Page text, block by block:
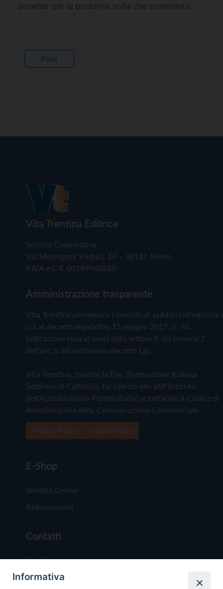
browser per la prossima volta che commento.
Vita Trentina Editrice
Società Cooperativa
Via Monsignor Endrici, 14 – 38122 Trento
P.IVA e C.F. 00199960220
Amministrazione trasparente
Vita Trentina percepisce i contributi pubblici all'editoria
cui al decreto legislativo 15 maggio 2017, n. 70.
Indicazione resa ai sensi della lettera f) del comma 2
dell'art. 5 del medesimo decreto Lgs.
Vita Trentina, tramite la Fisc (Federazione Italiana
Settimanali Cattolici), ha aderito allo IAP (Istituto
dell'Autodisciplina Pubblicitaria) accettando il Codice di
Autodisciplina della Comunicazione Commerciale
E-Shop
Vendita Online
Abbonamenti
Contatti
Chi Siamo
Redazione
Informativa